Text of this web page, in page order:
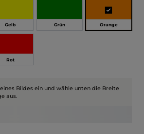
Gelb Grün Orange
Rot
Bildes ein und wähle unten die Breite
aus.